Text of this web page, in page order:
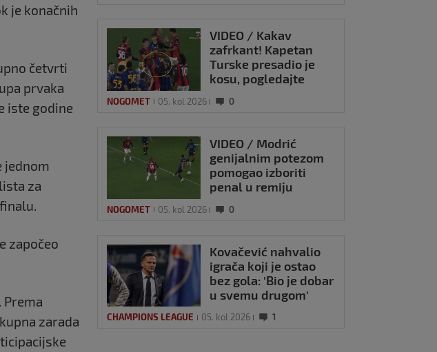
je konačnih
četvrti
prvaka
iste godine
jednom
za
započeo
zarada
VIDEO / Kakav
zafrkant! Kapetan
Turske presadio je
kosu, pogledajte
našalio s njim
NOGOMET 05. kol 2026 0
VIDEO / Modrić
genijalnim potezom
pomogao izboriti
penal u remiju
NOGOMET 05. kol 2026 0
Kovačević nahvalio
igrača koji je ostao
bez gola: 'Bio je dobar
u svemu drugom'
CHAMPIONS LEAGUE 05. kol 2026 1